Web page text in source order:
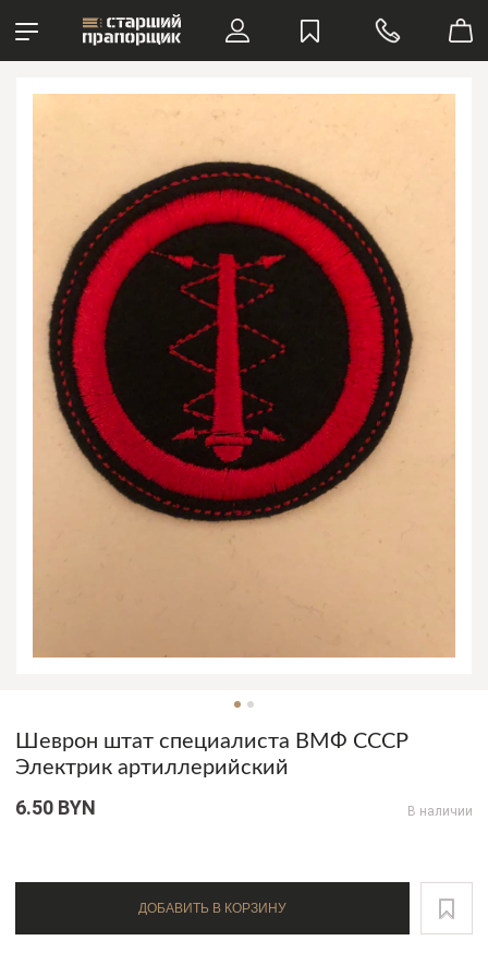
Шеврон штат специалиста ВМФ СССР
Электрик артиллерийский
6.50 BYN В наличии
ДОБАВИТЬ В КОРЗИНУ